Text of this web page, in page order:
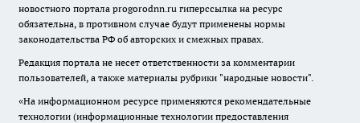
новостного портала progorodnn.ru гиперссылка на ресурс
обязательна, в противном случае будут применены нормы
законодательства РФ об авторских и смежных правах.
Редакция портала не несет ответственности за комментарии
пользователей, а также материалы рубрики "народные новости".
«На информационном ресурсе применяются рекомендательные
технологии (информационные технологии предоставления